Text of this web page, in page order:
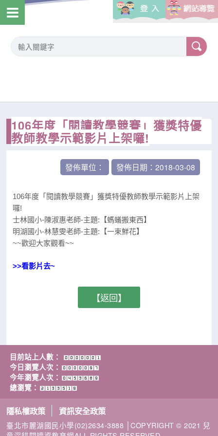
106年度「閱讀教學競賽」獲獎特優
教師教學示範影片上架囉!
發佈單位： 發佈日期：2018-03-08
106年度「閱讀教學競賽」獲獎特優教師教學示範影片上架
囉!
士林國小-陳淑惠老師-主題:【螞蟻搬東西】
明湖國小-林慧雯老師-主題:【一束鮮花】
~~歡迎大家觀看~~
>>看影片去~
【返回】
目前站上人數：
今日瀏覽人次：
今年瀏覽人次：
總瀏覽：
隱私權政策 資訊安全政策
臺北市麗湖國民小學(02)2634-3888 │COPYRIGHT © 2021 兒